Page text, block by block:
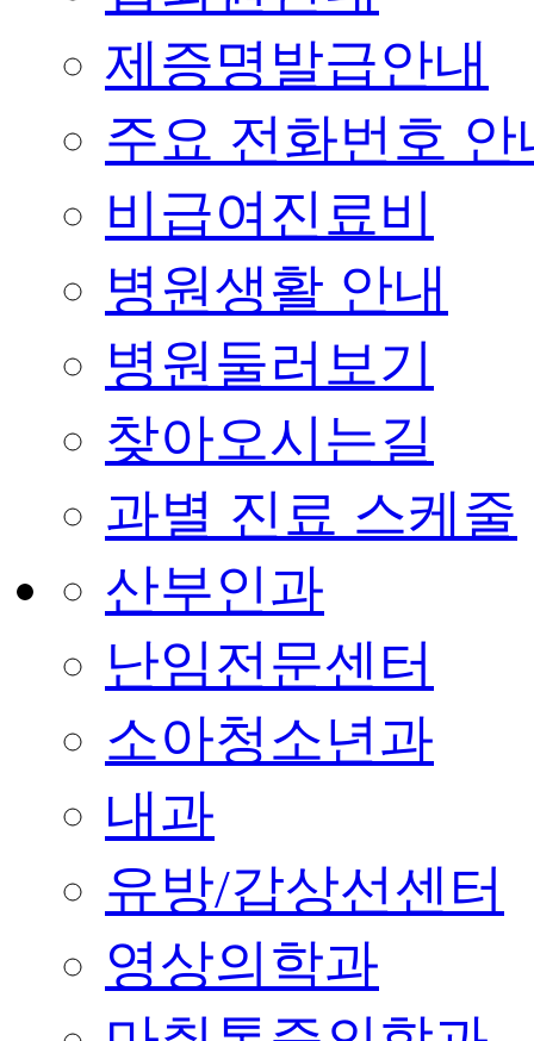
제증명발급안내
주요 전화번호 안
비급여진료비
병원생활 안내
병원둘러보기
찾아오시는길
과별 진료 스케줄
산부인과
난임전문센터
소아청소년과
내과
유방/갑상선센터
영상의학과